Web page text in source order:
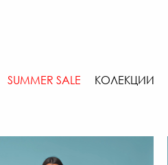
SUMMER SALE КОЛЕКЦИИ